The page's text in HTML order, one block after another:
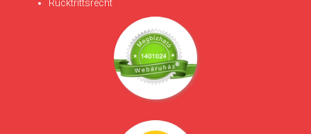
Rücktrittsrecht